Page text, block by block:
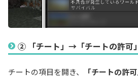
② 「チート」→「チートの許可
チートの項目を開き、 「チートの許